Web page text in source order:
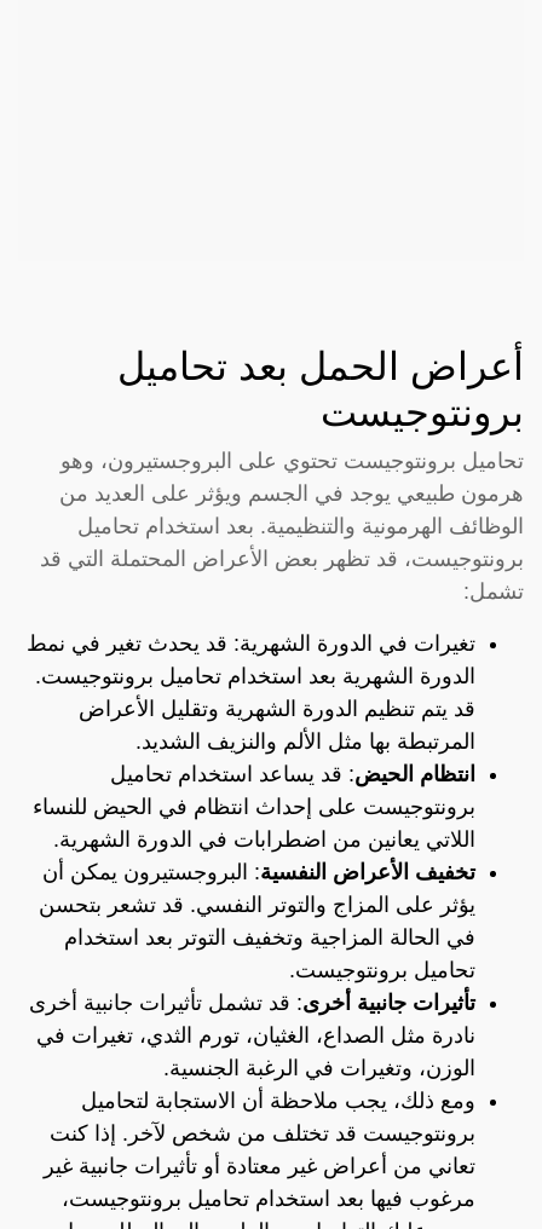
أعراض الحمل بعد تحاميل
برونتوجيست
تحاميل برونتوجيست تحتوي على البروجستيرون، وهو
هرمون طبيعي يوجد في الجسم ويؤثر على العديد من
الوظائف الهرمونية والتنظيمية. بعد استخدام تحاميل
برونتوجيست، قد تظهر بعض الأعراض المحتملة التي قد
تشمل:
تغيرات في الدورة الشهرية: قد يحدث تغير في نمط
الدورة الشهرية بعد استخدام تحاميل برونتوجيست.
قد يتم تنظيم الدورة الشهرية وتقليل الأعراض
المرتبطة بها مثل الألم والنزيف الشديد.
انتظام الحيض: قد يساعد استخدام تحاميل
برونتوجيست على إحداث انتظام في الحيض للنساء
اللاتي يعانين من اضطرابات في الدورة الشهرية.
تخفيف الأعراض النفسية: البروجستيرون يمكن أن
يؤثر على المزاج والتوتر النفسي. قد تشعر بتحسن
في الحالة المزاجية وتخفيف التوتر بعد استخدام
تحاميل برونتوجيست.
تأثيرات جانبية أخرى: قد تشمل تأثيرات جانبية أخرى
نادرة مثل الصداع، الغثيان، تورم الثدي، تغيرات في
الوزن، وتغيرات في الرغبة الجنسية.
ومع ذلك، يجب ملاحظة أن الاستجابة لتحاميل
برونتوجيست قد تختلف من شخص لآخر. إذا كنت
تعاني من أعراض غير معتادة أو تأثيرات جانبية غير
مرغوب فيها بعد استخدام تحاميل برونتوجيست،